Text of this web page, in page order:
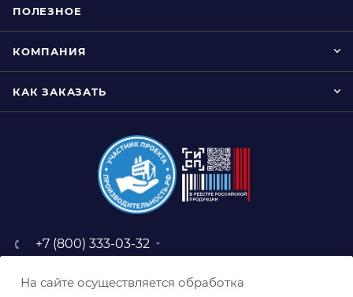
ПОЛЕЗНОЕ
КОМПАНИЯ
КАК ЗАКАЗАТЬ
+7 (800) 333-03-32
baz@belabraziv.ru
На сайте осуществляется обработка